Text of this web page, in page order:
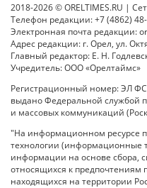
2018-2026 © ORELTIMES.RU |
Телефон редакции: +7 (4862)
Электронная почта редакции:
Адрес редакции: г. Орел, ул.
Главный редактор: Е. Н.
Учредитель: ООО «Орелтаймс»
Регистрационный номер: ЭЛ
выдано Федеральной службой
и массовых коммуникаций
"На информационном ресурсе
технологии (информационные
информации на основе сбора,
относящихся к предпочтениям
находящихся на территории